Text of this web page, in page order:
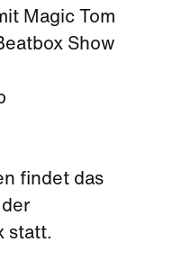
Magic Tom
Show
findet das
statt.